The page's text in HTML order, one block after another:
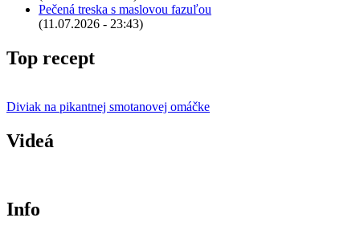
Pečená treska s maslovou fazuľou
(11.07.2026 - 23:43)
Top recept
Diviak na pikantnej smotanovej omáčke
Videá
Info